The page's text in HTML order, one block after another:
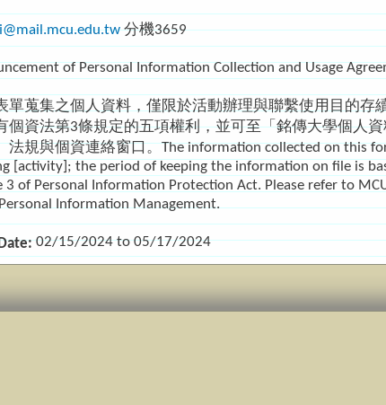
分機3659
of Personal Information Collection and Usage
單蒐集之個人資料，僅限於活動辦理與聯繫使用目的
個資法第3條規定的五項權利，並可至「銘傳大學個人
法規與個資連絡窗口。The information collected on this
[activity]; the period of keeping the information on file is
3 of Personal Information Protection Act. Please refer to
Information Management.
02/15/2024to05/17/2024